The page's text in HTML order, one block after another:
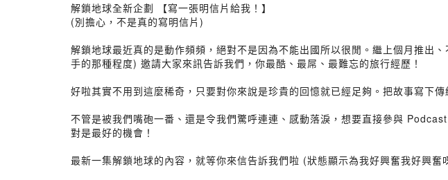
解鎖地球全新企劃 【寫一張明信片給我！】
(別擔心，不是真的寫明信片)
解鎖地球最近真的是動作頻頻，絕對不是因為不能出國所以很閒。繼上個月推出
手的那種程度) 邀請大家來訊告訴我們，你最酷、最屌、最難忘的旅行經歷！
好啦其實不用到這麼稀奇，只要對你來說是珍貴的回憶就已經足夠。把故事寫下
不管是被我們嘴砲一番、還是令我們驚呼連連、感動落淚，想要直接參與
對是最好的機會！
最新一集解鎖地球的內容，就等你來信告訴我們啦 (狀態顯示為我好興奮我好興奮